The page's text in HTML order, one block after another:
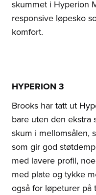
skummet i Hyperion
responsive løpesko
komfort.
HYPERION 3
Brooks har tatt ut
bare uten den ekstra
skum i mellomsålen,
som gir god
med lavere profil,
med plate og tykke
også for løpeturer på